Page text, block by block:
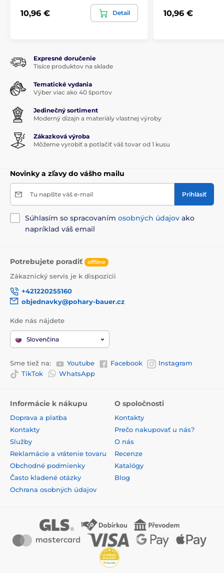
10,96 € Detail 10,96 €
Expresné doručenie
Tisíce produktov na sklade
Tematické vydania
Výber viac ako 40 športov
Jedinečný sortiment
Moderný dizajn a materiály vlastnej výroby
Zákazková výroba
Môžeme vyrobiť a potlačiť váš tovar od 1 kusu
Novinky a zľavy do vášho mailu
Tu napíšte váš e-mail Prihlásiť
Súhlasím so spracovaním osobných údajov ako
napríklad váš email
Potrebujete poradiť offline
Zákaznický servis je k dispozícii
+421220255160
objednavky@pohary-bauer.cz
Kde nás nájdete
Slovenčina
Sme tiež na: Youtube Facebook
Instagram
TikTok
WhatsApp
Informácie k nákupu
Doprava a platba
Kontakty
Služby
Reklamácie a vrátenie tovaru
Obchodné podmienky
Často kladené otázky
Ochrana osobných údajov
O spoločnosti
Kontakty
Prečo nakupovať u nás?
O nás
Recenze
Katalógy
Blog